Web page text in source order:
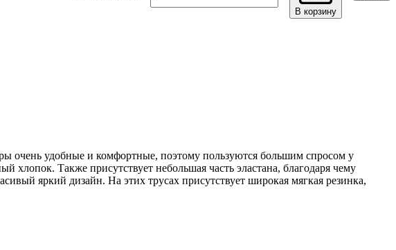
В корзину
удобные и комфортные, поэтому пользуются большим спросом у
хлопок. Также присутствует небольшая часть эластана, благодаря чему
яркий дизайн. На этих трусах присутствует широкая мягкая резинка,